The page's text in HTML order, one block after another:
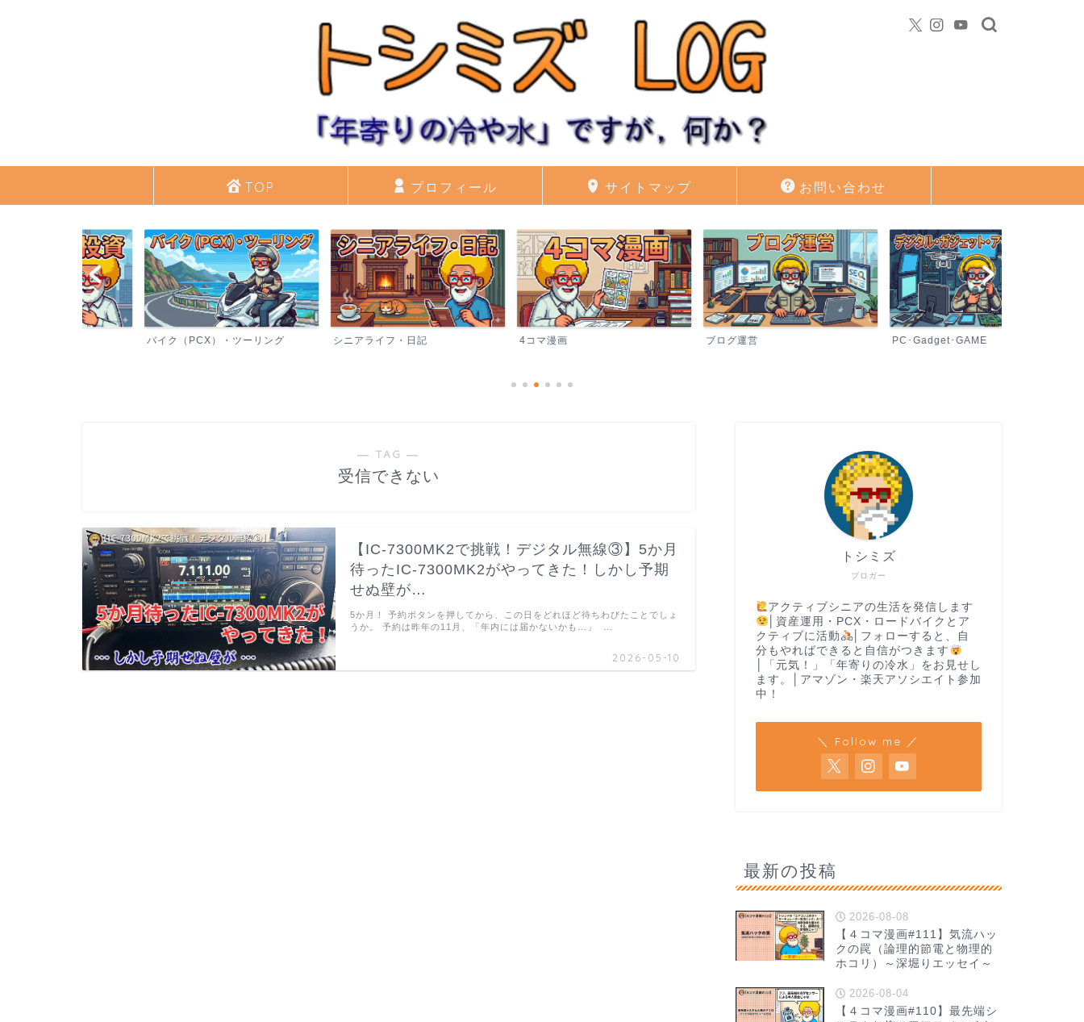
TOP プロフィール サイトマップ お問い合わせ
バイク（PCX）・ツーリング シニアライフ・日記 PC･Gadget･GAME
― TAG ―
受信できない
【IC-7300MK2で挑戦！デジタル無線③】5か月
待ったIC-7300MK2がやってきた！しかし予期
せぬ壁が…
2026-05-10
5か月！ 予約ボタンを押してから、この日をどれほど待ちわびたことでしょ
うか。 予約は昨年の11月、「年内には届かないかも…」 …
ブロガー
トシミズ
アクティブシニアの生活を発信します
│資産運用・PCX・ロードバイクとア
クティブに活動
│フォローすると、自
分もやればできると自信がつきます
│「元気！」「年寄りの冷水」をお見せし
ます。│アマゾン・楽天アソシエイト参加
中！
＼ Follow me ／
最新の投稿
2026-08-08
【４コマ漫画#111】気流ハッ
クの罠（論理的節電と物理的
ホコリ）～深堀りエッセイ～
2026-08-04
【４コマ漫画#110】最先端シ